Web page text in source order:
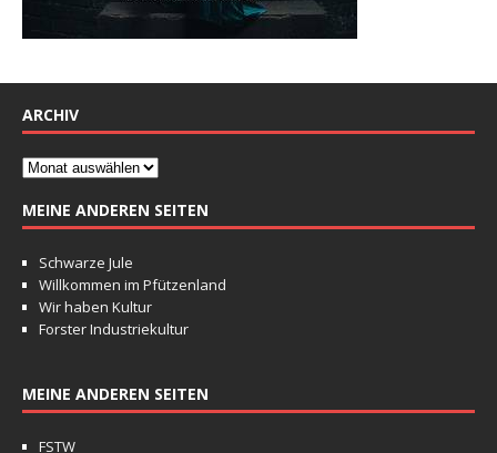
ARCHIV
MEINE ANDEREN SEITEN
Schwarze Jule
Willkommen im Pfützenland
Wir haben Kultur
Forster Industriekultur
MEINE ANDEREN SEITEN
FSTW